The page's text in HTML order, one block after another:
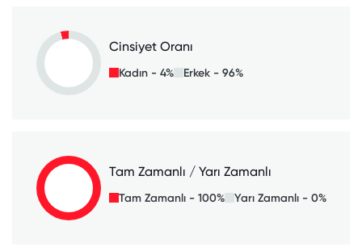
Cinsiyet Oranı
Kadın - 4% Erkek - 96%
Tam Zamanlı / Yarı Zamanlı
Tam Zamanlı - 100% Yarı Zamanlı - 0%